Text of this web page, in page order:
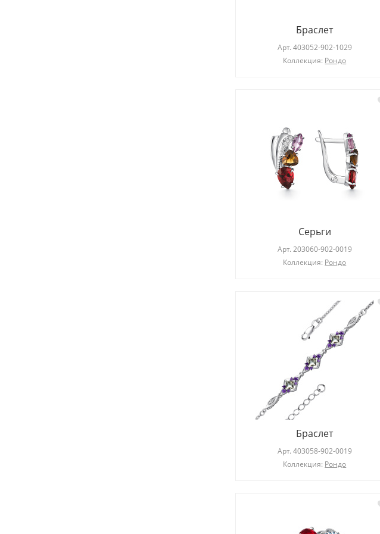
Браслет
Арт. 403052-902-1029
Коллекция: Рондо
Серьги
Арт. 203060-902-0019
Коллекция: Рондо
Браслет
Арт. 403058-902-0019
Коллекция: Рондо